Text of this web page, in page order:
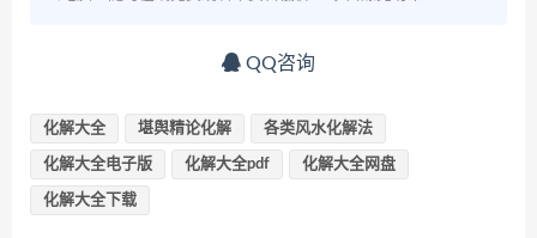
QQ咨询
化解大全 堪舆精论化解 各类风水化解法
化解大全电子版 化解大全pdf 化解大全网盘
化解大全下载